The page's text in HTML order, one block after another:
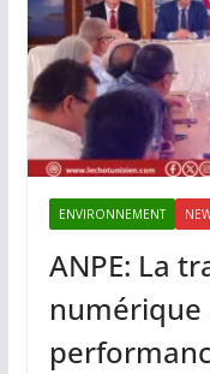
ENVIRONNEMENT
ANPE: La
numérique